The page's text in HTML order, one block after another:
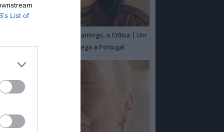
List of
O Misterioso Olhar do Flamingo, a Crítica | Um
Campeão de Cannes chega a Portugal